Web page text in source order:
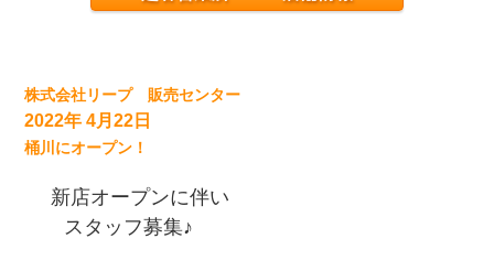
株式会社リープ 販売センター
2022年 4月22日
桶川にオープン！
新店オープンに伴い
スタッフ募集♪